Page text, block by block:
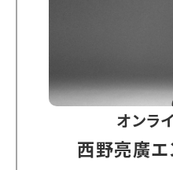
オンラ
西野亮廣エ